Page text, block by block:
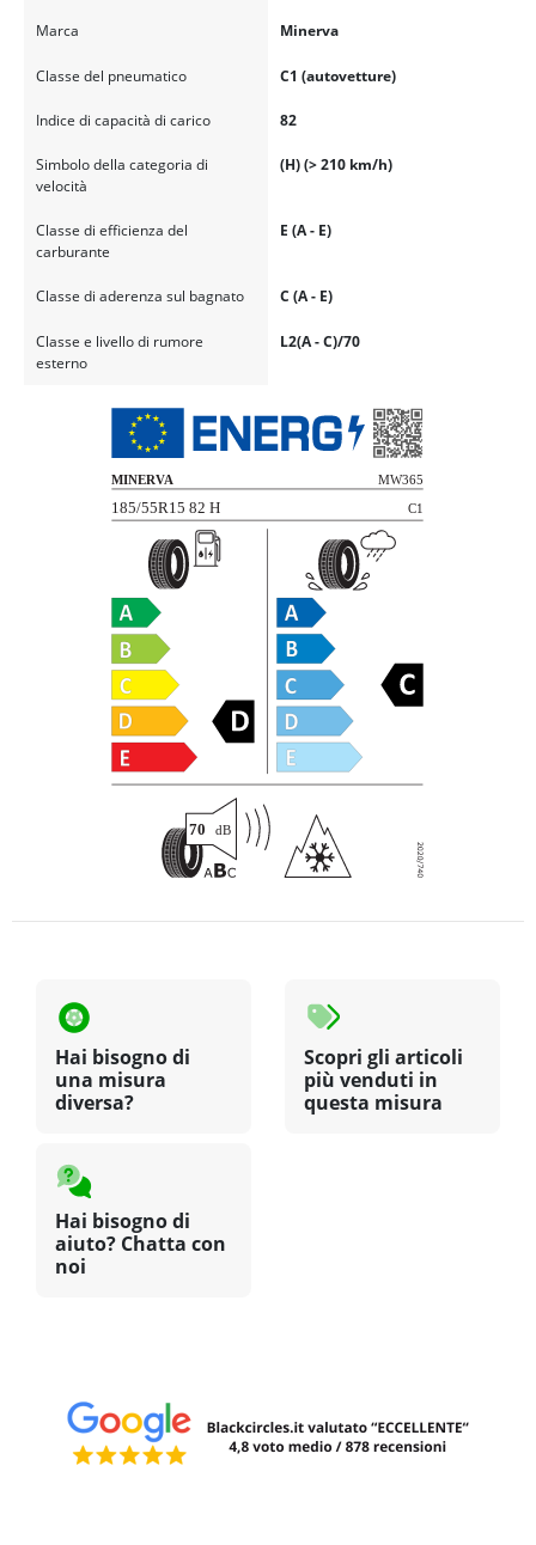
Marca Minerva
Classe del pneumatico C1 (autovetture)
Indice di capacità di carico 82
Simbolo della categoria di
velocità
(H) (> 210 km/h)
Classe di efficienza del
carburante
E (A - E)
Classe di aderenza sul bagnato C (A - E)
Classe e livello di rumore
esterno
L2(A - C)/70
Hai bisogno di
una misura
diversa?
Scopri gli articoli
più venduti in
questa misura
Hai bisogno di
aiuto? Chatta con
noi